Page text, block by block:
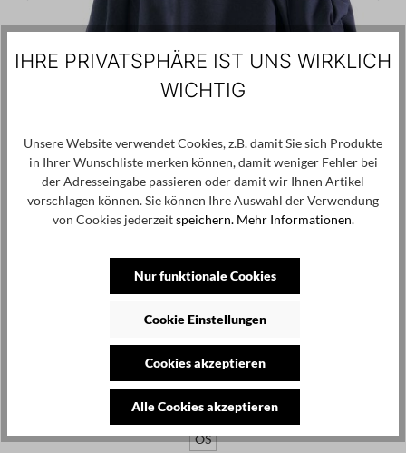
220,00 €
Sweater mit Plus - Schwarz Uni - 2105
OS
IHRE PRIVATSPHÄRE IST UNS WIRKLICH
WICHTIG
Unsere Website verwendet Cookies, z.B. damit Sie sich Produkte
in Ihrer Wunschliste merken können, damit weniger Fehler bei
der Adresseingabe passieren oder damit wir Ihnen Artikel
vorschlagen können. Sie können Ihre Auswahl der Verwendung
von Cookies jederzeitspeichern. Mehr Informationen.
Nur funktionale Cookies
Cookie Einstellungen
Cookies akzeptieren
Alle Cookies akzeptieren